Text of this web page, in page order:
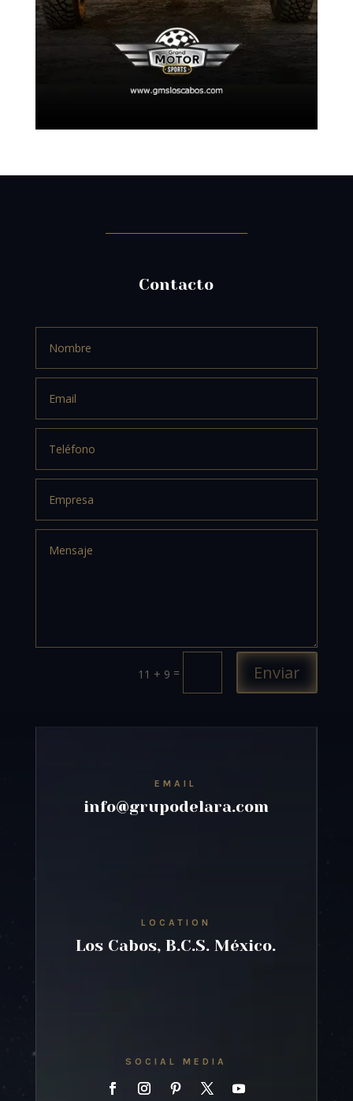
Contacto
11 + 9 = Enviar
EMAIL
info@grupodelara.com
LOCATION
Los Cabos, B.C.S. México.
SOCIAL MEDIA